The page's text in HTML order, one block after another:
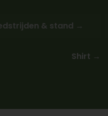
& stand →
Shirt →